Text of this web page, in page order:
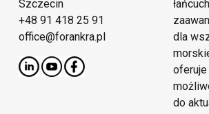
Szczecin
+48 91 418 25 91
office@forankra.pl
dla
do